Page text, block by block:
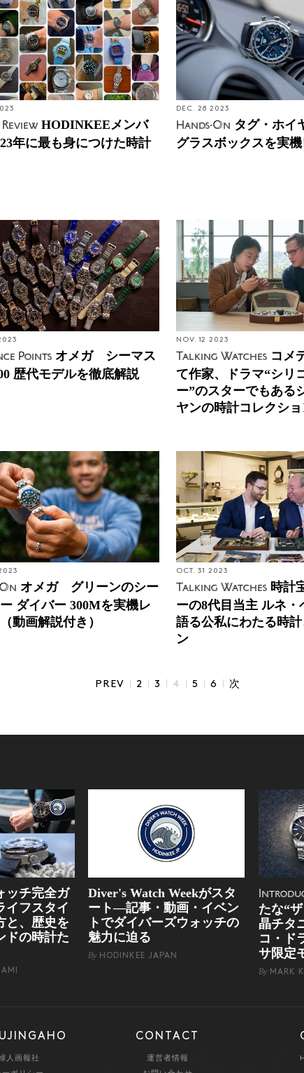
HODINKEEメンバ
年に最も身につけた時計
DEC. 28 2023
Hands-On タグ・ホ
グラスボックスを実
Points オメガ シーマス
歴代モデルを徹底解説
NOV. 12 2023
Talking Watches コメ
て作家、ドラマ“シリ
ー”のスターでもある
ヤンの時計コレクシ
オメガ グリーンのシー
ダイバー 300Mを実機レ
動画解説付き）
OCT. 31 2023
Talking Watches 時計
ーの8代目当主 ルネ・
語る公私にわたる時
ン
PREV | 2 | 3 | 4 | 5 | 6 | 次
ッチ完全ガ
イフスタイ
と、歴史を
ドの時計た
Diver's Watch Weekがスタ
ート―記事・動画・イベン
トでダイバーズウォッチの
魅力に迫る
By HODINKEE JAPAN
たな“
晶チタ
コ・ド
サ限定
ByMARK
人画報社
CONTACT
運営者情報